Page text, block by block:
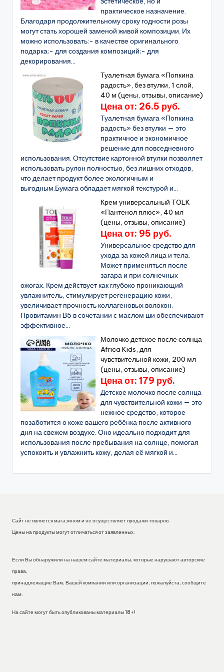
практическое назначение.
Благодаря продолжительному сроку годности розы
могут стать хорошей заменой живой композиции. Их
можно использовать:- в качестве оригинального
подарка;- для создания композиций;- для
декорирования...
Туалетная бумага «Попкина
радость», без втулки, 1 слой,
40 м (цены, отзывы, описание)
Цена от: 26.5 руб.
Туалетная бумага «Попкина
радость» без втулки — это
практичное и экономичное
решение для повседневного
использования. Отсутствие картонной втулки позволяет
использовать рулон полностью, без лишних отходов,
что делает продукт более экологичным и
выгодным.Бумага обладает мягкой текстурой и...
Крем универсальный TOLK
«Пантенол плюс», 40 мл
(цены, отзывы, описание)
Цена от: 95 руб.
Универсальное средство для
ухода за кожей лица и тела.
Может применяться после
загара и при солнечных
ожогах. Крем действует как глубоко проникающий
увлажнитель, стимулирует регенерацию кожи,
увеличивает прочность коллагеновых волокон.
Провитамин В5 в сочетании с маслом ши обеспечивают
эффективное...
Молочко детское после солнца
Africa Kids, для
чувствительной кожи, 200 мл
(цены, отзывы, описание)
Цена от: 179 руб.
Детское молочко после солнца
для чувствительной кожи — это
нежное средство, которое
позаботится о коже вашего ребёнка после активного
дня на свежем воздухе. Оно идеально подходит для
использования после пребывания на солнце, помогая
успокоить и увлажнить кожу, делая её мягкой и...
Сайт не является магазином и не осуществляет продажи товаров.
Цены на продукты могут отличаться от заявленных.
Если Вы обнаружили на нашем сайте материалы, которые нарушают авторские
права,
принадлежащие Вам, Вашей компании или организации, пожалуйста, сообщите
нам.
На сайте могут быть опубликованы материалы 18+!